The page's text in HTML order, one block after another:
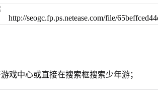
戏中心或直接在搜索框搜索少年游；